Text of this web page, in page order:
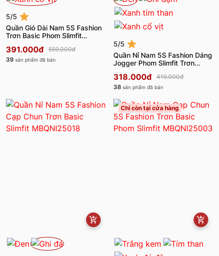
5/5
Quần Gió Dài Nam 5S Fashion
Trơn Basic Phom Slimfit
391.000đ
559.000đ
39 sản phẩm đã bán
5/5
Quần Nỉ Nam 5S Fashion Dáng
Jogger Phom Slimfit Trơn
318.000đ
419.000đ
38 sản phẩm đã bán
Chỉ còn tại cửa hàng